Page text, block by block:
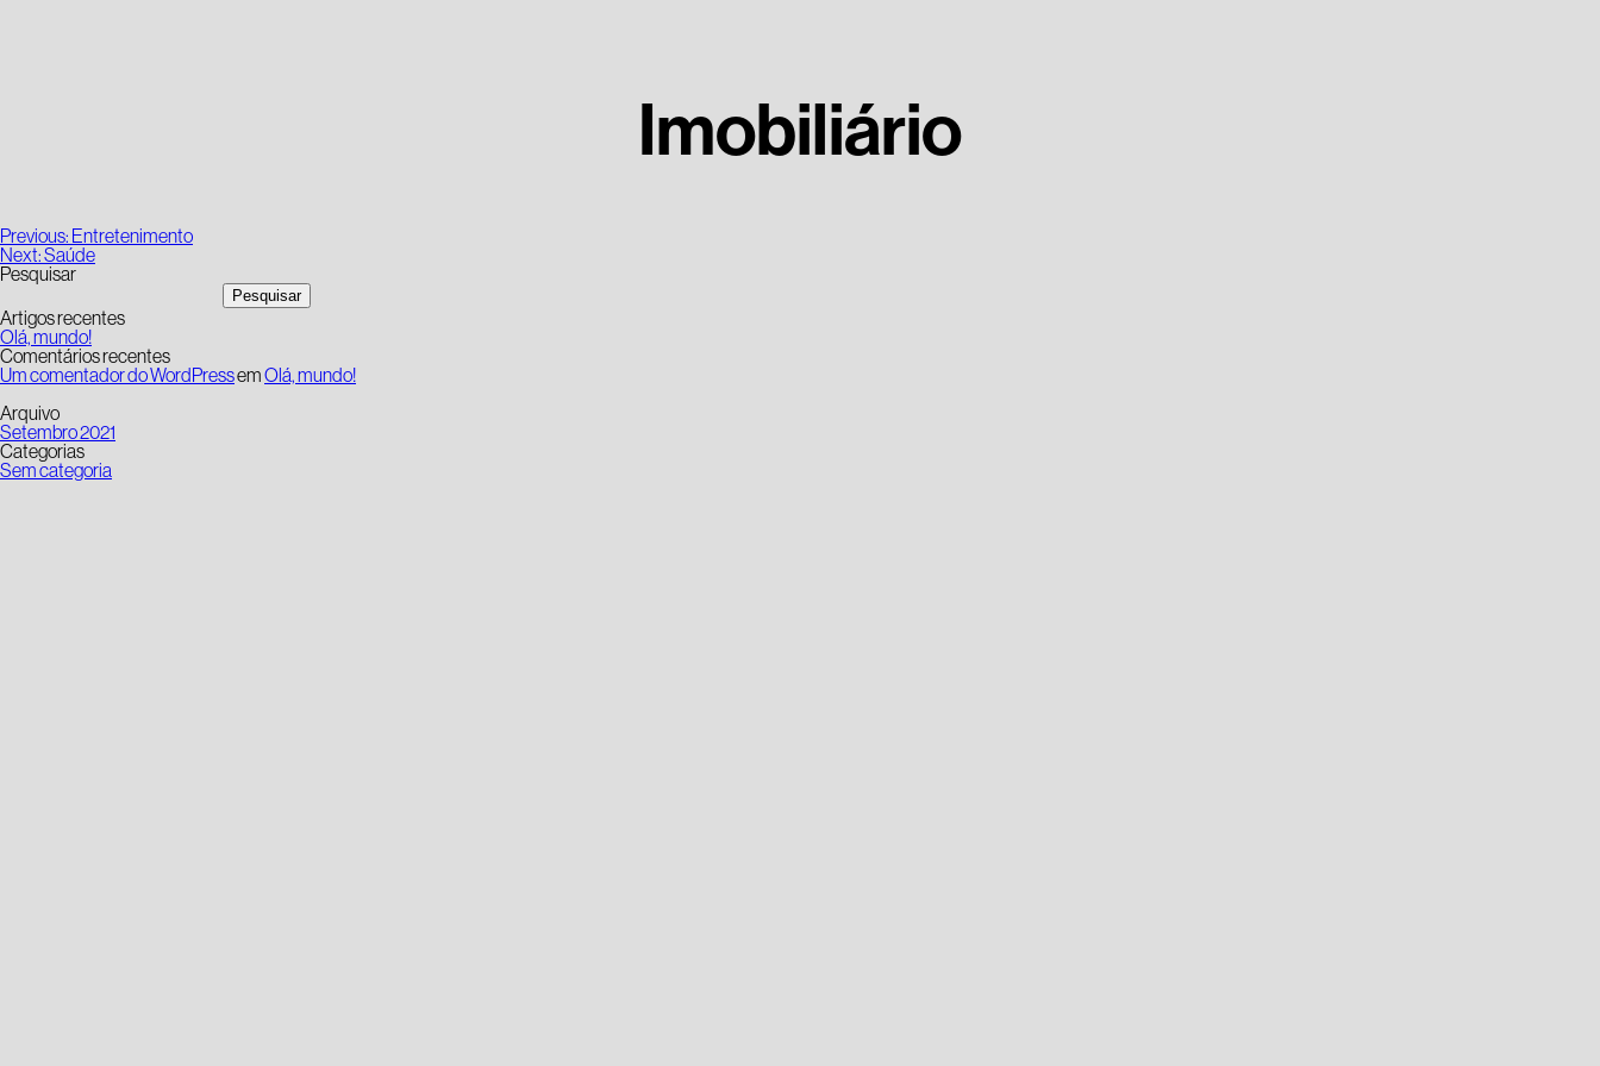
Imobiliário
Navegação
de
artigos
Previous: Entretenimento
Next:Saúde
Pesquisar
Pesquisar
Artigos recentes
Olá, mundo!
Comentários recentes
Um comentador do WordPressemOlá, mundo!
Arquivo
Setembro 2021
Categorias
Sem categoria